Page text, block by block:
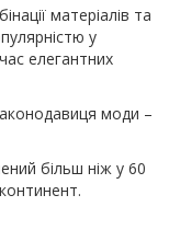
матеріалів та
у
елегантних
моди –
більш ніж у 60